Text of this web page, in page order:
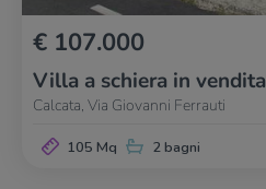
€ 107.000
Villa a schiera in vendita
Calcata, Via Giovanni Ferrauti
105 Mq 2 bagni